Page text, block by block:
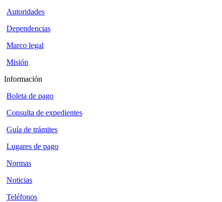
Autoridades
Dependencias
Marco legal
Misión
Información
Boleta de pago
Consulta de expedientes
Guía de trámites
Lugares de pago
Normas
Noticias
Teléfonos